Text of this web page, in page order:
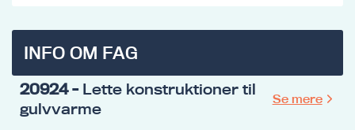
INFO OM FAG
20924- Lette konstruktioner til
gulvvarme
Se mere